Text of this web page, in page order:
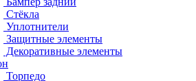
Стёкла
Уплотнители
Защитные элементы
Декоративные элементы
Торпедо